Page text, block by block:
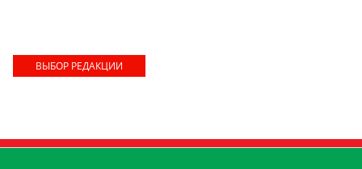
ВЫБОР РЕДАКЦИИ